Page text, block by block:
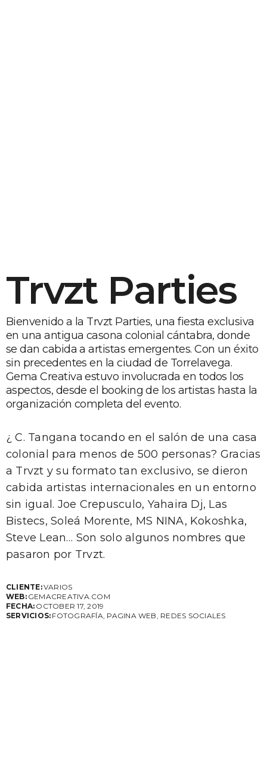
Trvzt Parties
Bienvenido a la Trvzt Parties, una fiesta exclusiva
en una antigua casona colonial cántabra, donde
se dan cabida a artistas emergentes. Con un éxito
sin precedentes en la ciudad de Torrelavega.
Gema Creativa estuvo involucrada en todos los
aspectos, desde el booking de los artistas hasta la
organización completa del evento.
¿ C. Tangana tocando en el salón de una casa
colonial para menos de 500 personas? Gracias
a Trvzt y su formato tan exclusivo, se dieron
cabida artistas internacionales en un entorno
sin igual. Joe Crepusculo, Yahaira Dj, Las
Bistecs, Soleá Morente, MS NINA, Kokoshka,
Steve Lean… Son solo algunos nombres que
pasaron por Trvzt.
CLIENTE:VARIOS
WEB: GEMACREATIVA.COM
FECHA: OCTOBER 17, 2019
SERVICIOS: FOTOGRAFÍA, PAGINA WEB, REDES SOCIALES